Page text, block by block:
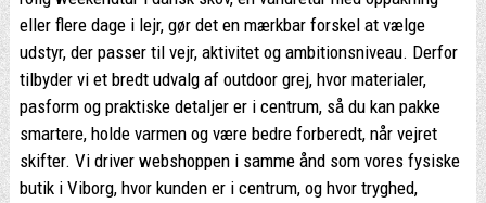
eller flere dage i lejr, gør det en mærkbar forskel at vælge
udstyr, der passer til vejr, aktivitet og ambitionsniveau. Derfor
tilbyder vi et bredt udvalg af outdoor grej, hvor materialer,
pasform og praktiske detaljer er i centrum, så du kan pakke
smartere, holde varmen og være bedre forberedt, når vejret
skifter. Vi driver webshoppen i samme ånd som vores fysiske
butik i Viborg, hvor kunden er i centrum, og hvor tryghed,